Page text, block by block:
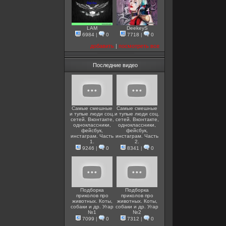
LAM
6984 | 0
DeekeyS
7718 | 0
добавить | посмотреть все
Последние видео
Самые смешные
и тупые люди соц.
сетей. Вконтакте,
одноклассники,
фейсбук,
инстаграм. Часть
1.
9246 | 0
Самые смешные
и тупые люди соц.
сетей. Вконтакте,
одноклассники,
фейсбук,
инстаграм. Часть
2.
8341 | 0
Подборка
приколов про
животных. Коты,
собаки и др. Угар
№1
7099 | 0
Подборка
приколов про
животных. Коты,
собаки и др. Угар
№2
7312 | 0